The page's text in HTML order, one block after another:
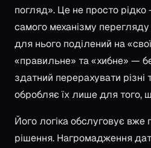
погляд». Це не просто рідко
самого механізму
для нього поділений на
«правильне» та «хибне» —
здатний перерахувати різні
обробляє їх лише для того,
Його логіка обслуговує вже
рішення. Нагромадження